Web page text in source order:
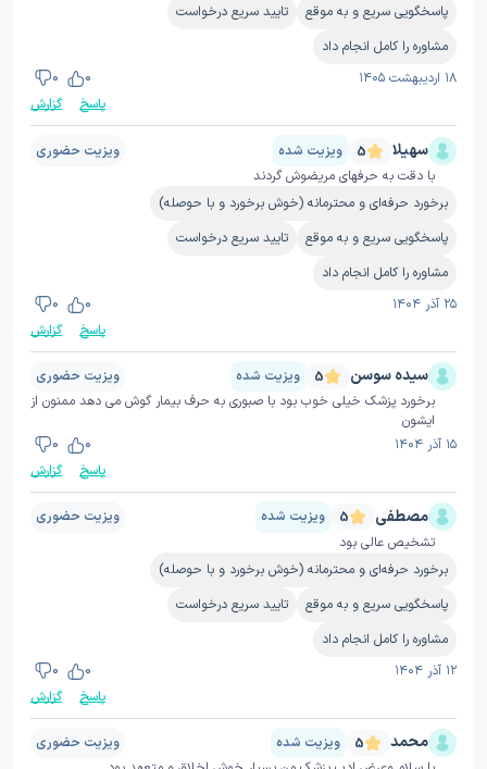
پاسخگویی سریع و به موقع
تایید سریع درخواست
مشاوره را کامل انجام داد
۱۸ اردیبهشت ۱۴۰۵
0
0
پاسخ
گزارش
سهیلا 5 ویزیت شده
ویزیت حضوری
با دقت به حرفهای مریضوش گردند
برخورد حرفه‌ای و محترمانه (خوش برخورد و با حوصله)
پاسخگویی سریع و به موقع
تایید سریع درخواست
مشاوره را کامل انجام داد
۲۵ آذر ۱۴۰۴
0
0
پاسخ
گزارش
سیده سوسن 5 ویزیت شده
ویزیت حضوری
برخورد پزشک خیلی خوب بود با صبوری به حرف بیمار گوش می دهد ممنون از
ایشون
۱۵ آذر ۱۴۰۴
0
0
پاسخ
گزارش
مصطفی 5 ویزیت شده
ویزیت حضوری
تشخیص عالی بود
برخورد حرفه‌ای و محترمانه (خوش برخورد و با حوصله)
پاسخگویی سریع و به موقع
تایید سریع درخواست
مشاوره را کامل انجام داد
۱۲ آذر ۱۴۰۴
0
0
پاسخ
گزارش
محمد 5 ویزیت شده
ویزیت حضوری